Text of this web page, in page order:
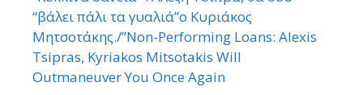
“βάλει πάλι τα γυαλιά”ο Κυριάκος
Μητσοτάκης./”Non-Performing Loans: Alexis
Tsipras, Kyriakos Mitsotakis Will
Outmaneuver You Once Again